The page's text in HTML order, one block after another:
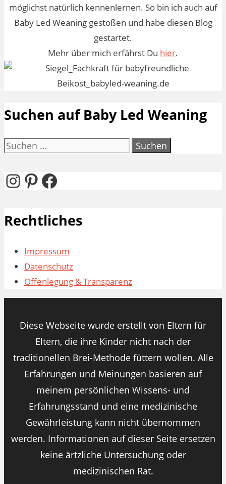
möglichst natürlich kennenlernen. So bin ich auch auf
Baby Led Weaning gestoßen und habe diesen Blog
gestartet.
Mehr über mich erfährst Du hier.
Suchen auf Baby Led Weaning
Suchen
Instagram
Pinterest
Facebook
Rechtliches
Impressum
Datenschutz
Offenlegung & Transparenz
Diese Webseite wurde erstellt von Eltern für
Eltern, die ihre Kinder nicht nach der
traditionellen Brei-Methode füttern wollen. Alle
Erfahrungen und Meinungen basieren auf
meinem persönlichen Wissens- und
Erfahrungsstand und eine medizinische
Gewährleistung kann nicht übernommen
werden. Informationen auf dieser Seite ersetzen
keine ärtzliche Untersuchung oder
medizinischen Rat.